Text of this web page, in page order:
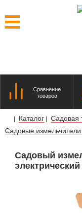
Сравнение
товаров
| Каталог | Садовая
Садовые измельчители
Садовый